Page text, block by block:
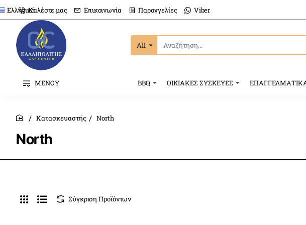
Καλέστε μας Επικοινωνία Παραγγελίες Viber
Ελληνικά
All
Αναζήτηση...
ΜΕΝΟΥ BBQ ΟΙΚΙΑΚΕΣ ΣΥΣΚΕΥΕΣ
North
home
Κατασκευαστής North
Σύγκριση Προϊόντων